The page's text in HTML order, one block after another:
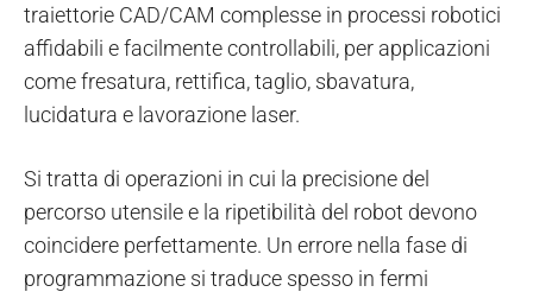
traiettorie CAD/CAM complesse in processi robotici
affidabili e facilmente controllabili, per applicazioni
come fresatura, rettifica, taglio, sbavatura,
lucidatura e lavorazione laser.
Si tratta di operazioni in cui la precisione del
percorso utensile e la ripetibilità del robot devono
coincidere perfettamente. Un errore nella fase di
programmazione si traduce spesso in fermi